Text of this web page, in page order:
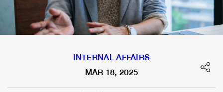
INTERNAL AFFAIRS
MAR 18, 2025